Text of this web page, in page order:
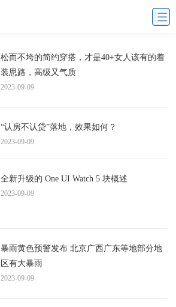
松而不垮的简约穿搭，才是40+女人该有的着
装思路，高级又气质
2023-09-09
“认房不认贷”落地，效果如何？
2023-09-09
全新升级的 One UI Watch 5 块概述
2023-09-09
暴雨黄色预警发布 北京广西广东等地部分地
区有大暴雨
2023-09-09